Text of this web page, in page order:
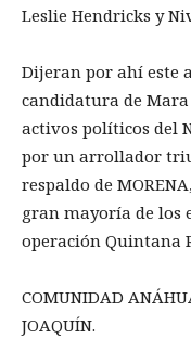
Leslie Hendricks y
Dijeran por ahí este
candidatura de
activos políticos del
por un arrollador
respaldo de
gran mayoría de los
operación Quintana
COMUNIDAD
JOAQUÍN.